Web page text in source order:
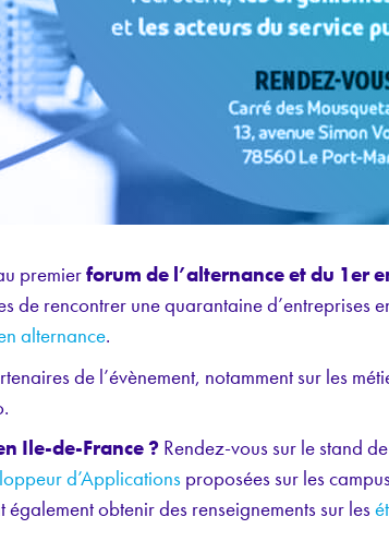
premierforum de l’alternance et du 1er
de rencontrer une quarantaine d’entreprises
alternance.
de l’évènement, notamment sur les
Ile-de-France ? Rendez-vous sur le stand
d’Applications proposées sur les
obtenir des renseignements sur les